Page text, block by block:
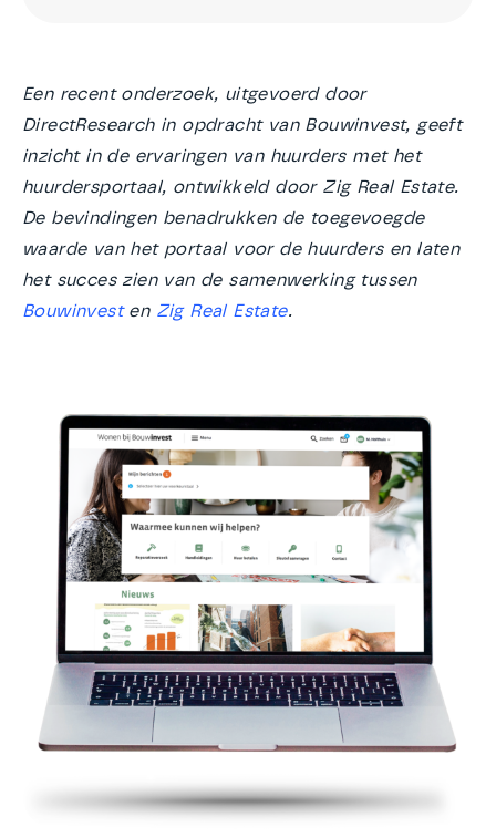
Een recent onderzoek, uitgevoerd door
DirectResearch in opdracht van Bouwinvest, geeft
inzicht in de ervaringen van huurders met het
huurdersportaal, ontwikkeld door Zig Real Estate.
De bevindingen benadrukken de toegevoegde
waarde van het portaal voor de huurders en laten
het succes zien van de samenwerking tussen
Bouwinvesten Zig Real Estate.